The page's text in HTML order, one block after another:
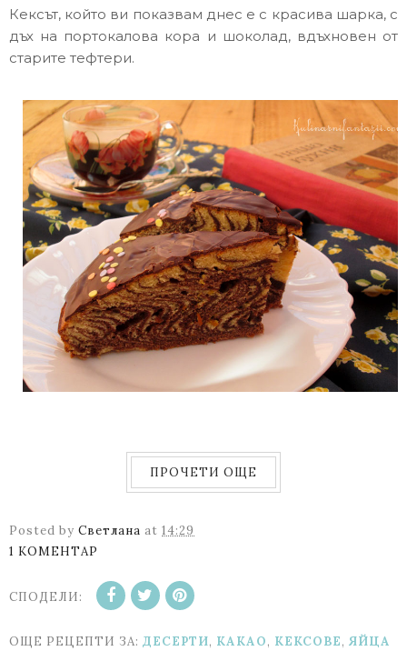
Кексът, който ви показвам днес е с красива шарка, с
дъх на портокалова кора и шоколад, вдъхновен от
старите тефтери.
ПРОЧЕТИ ОЩЕ
Posted by Светлана at 14:29
1 КОМЕНТАР
СПОДЕЛИ:
ОЩЕ РЕЦЕПТИ ЗА: ДЕСЕРТИ, КАКАО, КЕКСОВЕ, ЯЙЦА